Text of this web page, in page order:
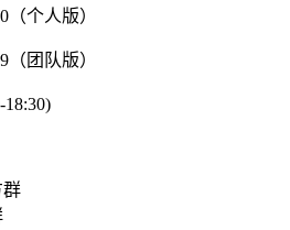
（个人版）
（团队版）